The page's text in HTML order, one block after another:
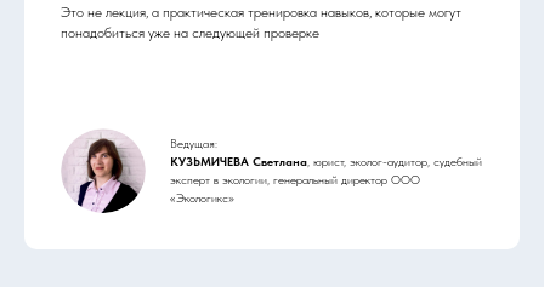
Это не лекция, а практическая тренировка навыков, которые могут
понадобиться уже на следующей проверке
Ведущая:
КУЗЬМИЧЕВА Светлана , юрист, эколог-аудитор, судебный
эксперт в экологии, генеральный директор ООО
«Экологикс»